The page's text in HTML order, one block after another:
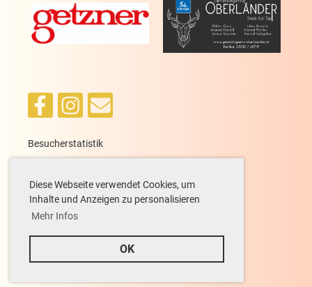
Diese Webseite verwendet Cookies, um
Inhalte und Anzeigen zu personalisieren
Mehr Infos
OK
Besucherstatistik
vorarlbergtennis